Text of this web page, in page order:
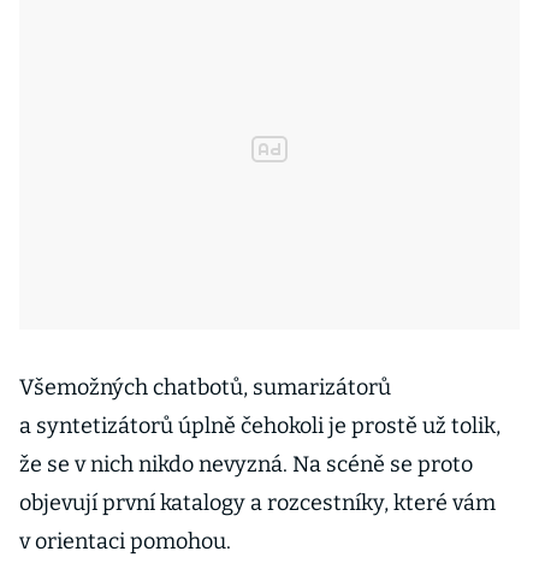
Všemožných chatbotů, sumarizátorů
a syntetizátorů úplně čehokoli je prostě už tolik,
že se v nich nikdo nevyzná. Na scéně se proto
objevují první katalogy a rozcestníky, které vám
v orientaci pomohou.